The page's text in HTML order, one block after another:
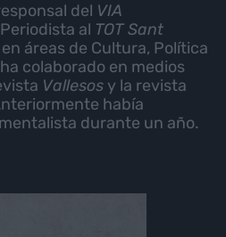
del VIA
al TOT Sant
áreas de Cultura, Política
colaborado en medios
Vallesos y la revista
había
durante un año.